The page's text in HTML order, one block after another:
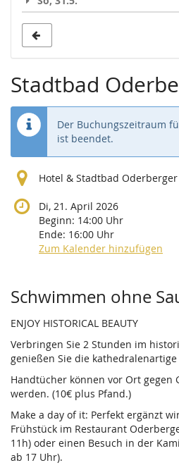
Stadtbad
Der Buchungszeitraum
ist beendet.
Hotel & Stadtbad Oderberger
Di, 21. April 2026
Beginn: 14:00 Uhr
Ende: 16:00 Uhr
Zum Kalender hinzufügen
Produkte
Schwimmen ohne
ENJOY HISTORICAL BEAUTY
Verbringen Sie 2 Stunden im
genießen Sie die
Handtücher können vor Ort gegen
werden. (10€ plus Pfand.)
Make a day of it: Perfekt ergänzt
Frühstück im Restaurant
11h) oder einen Besuch in der
ab 17 Uhr).